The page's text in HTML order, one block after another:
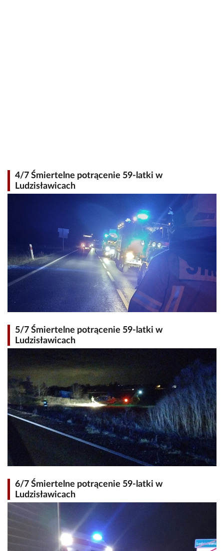
4/7 Śmiertelne potrącenie 59-latki w
Ludzisławicach
5/7 Śmiertelne potrącenie 59-latki w
Ludzisławicach
6/7 Śmiertelne potrącenie 59-latki w
Ludzisławicach